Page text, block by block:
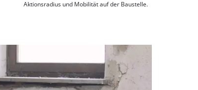
Aktionsradius und Mobilität auf der Baustelle.